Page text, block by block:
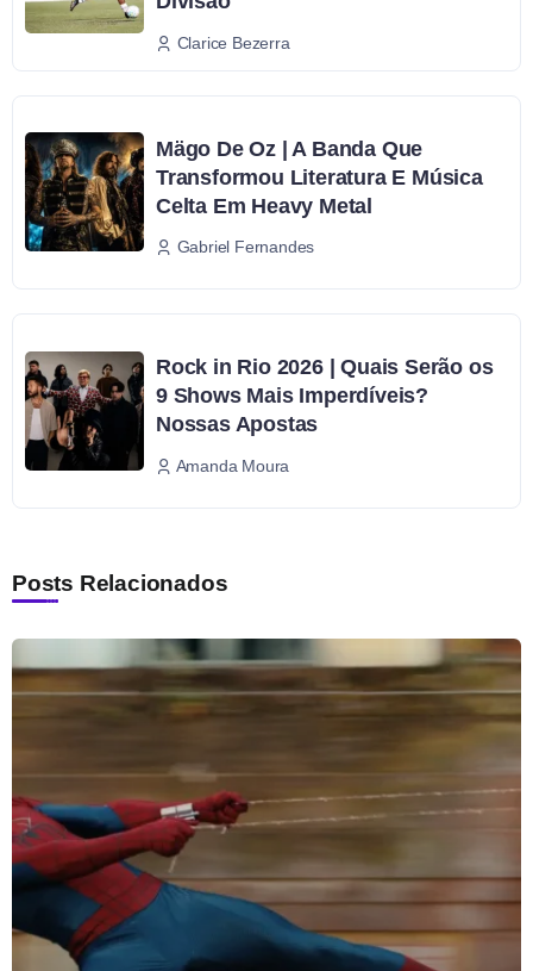
Clarice Bezerra
Mägo De Oz | A Banda Que
Transformou Literatura E Música
Celta Em Heavy Metal
Gabriel Fernandes
Rock in Rio 2026 | Quais Serão os
9 Shows Mais Imperdíveis?
Nossas Apostas
Amanda Moura
Posts Relacionados